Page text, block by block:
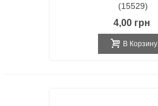
(15529)
4,00 грн
В Корзину